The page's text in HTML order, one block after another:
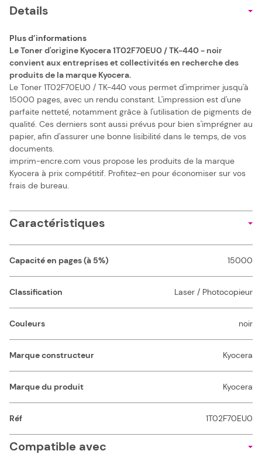
Details
Plus d’informations
Le Toner d'origine Kyocera 1T02F70EU0 / TK-440 - noir
convient aux entreprises et collectivités en recherche des
produits de la marque Kyocera.
Le Toner 1T02F70EU0 / TK-440 vous permet d'imprimer jusqu'à
15000 pages, avec un rendu constant. L'impression est d'une
parfaite netteté, notamment grâce à l'utilisation de pigments de
qualité. Ces derniers sont aussi prévus pour bien s'imprégner au
papier, afin d'assurer une bonne lisibilité dans le temps, de vos
documents.
imprim-encre.com vous propose les produits de la marque
Kyocera à prix compétitif. Profitez-en pour économiser sur vos
frais de bureau.
Caractéristiques
Capacité en pages (à 5%) 15000
Classification Laser / Photocopieur
Couleurs noir
Marque constructeur Kyocera
Marque du produit Kyocera
Réf 1T02F70EU0
Compatible avec